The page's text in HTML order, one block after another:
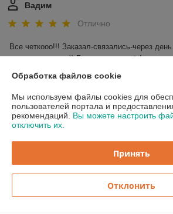
Вадим
Отлично
Все четкооо!!! Заказал-связались-через
для наших широт)) Большое спасибо!
Показать все отзывы
О нас
Доставка и оплата
Обработка файлов cookie
Мы используем файлы cookies для
пользователей портала и
рекомендаций. Вы можете настроить
отключить их.
Принять
Отклонить